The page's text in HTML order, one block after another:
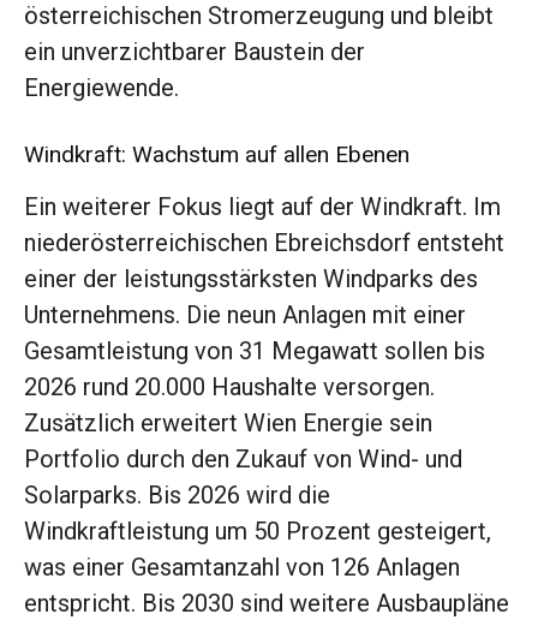
österreichischen Stromerzeugung und bleibt
ein unverzichtbarer Baustein der
Energiewende.
Windkraft: Wachstum auf allen Ebenen
Ein weiterer Fokus liegt auf der Windkraft. Im
niederösterreichischen Ebreichsdorf entsteht
einer der leistungsstärksten Windparks des
Unternehmens. Die neun Anlagen mit einer
Gesamtleistung von 31 Megawatt sollen bis
2026 rund 20.000 Haushalte versorgen.
Zusätzlich erweitert Wien Energie sein
Portfolio durch den Zukauf von Wind- und
Solarparks. Bis 2026 wird die
Windkraftleistung um 50 Prozent gesteigert,
was einer Gesamtanzahl von 126 Anlagen
entspricht. Bis 2030 sind weitere Ausbaupläne